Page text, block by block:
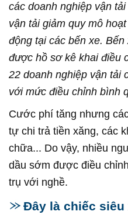
các doanh nghiệp vận
vận tải giảm quy mô
động tại các bến xe.
được hồ sơ kê khai điều
22 doanh nghiệp vận tải
với mức điều chỉnh bình
Cước phí tăng nhưng
tự chi trả tiền xăng, các
chữa... Do vậy, nhiều
dầu sớm được điều
trụ với nghề.
Đây là chiếc